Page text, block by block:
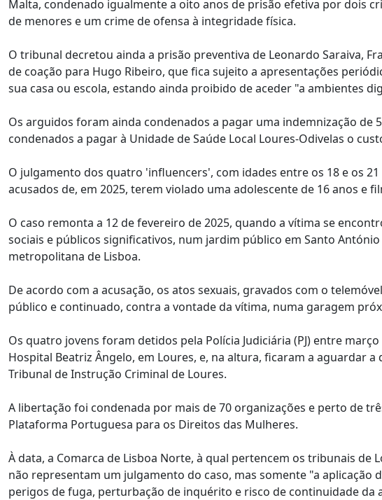
Malta, condenado igualmente a oito anos de prisão efetiva por dois
de menores e um crime de ofensa à integridade física.
O tribunal decretou ainda a prisão preventiva de Leonardo Saraiva,
de coação para Hugo Ribeiro, que fica sujeito a apresentações
sua casa ou escola, estando ainda proibido de aceder "a ambientes
Os arguidos foram ainda condenados a pagar uma indemnização
condenados a pagar à Unidade de Saúde Local Loures-Odivelas o
O julgamento dos quatro 'influencers', com idades entre os 18 e os
acusados de, em 2025, terem violado uma adolescente de 16 anos e
O caso remonta a 12 de fevereiro de 2025, quando a vítima se
sociais e públicos significativos, num jardim público em Santo
metropolitana de Lisboa.
De acordo com a acusação, os atos sexuais, gravados com o
público e continuado, contra a vontade da vítima, numa garagem
Os quatro jovens foram detidos pela Polícia Judiciária (PJ) entre
Hospital Beatriz Ângelo, em Loures, e, na altura, ficaram a aguardar
Tribunal de Instrução Criminal de Loures.
A libertação foi condenada por mais de 70 organizações e perto de
Plataforma Portuguesa para os Direitos das Mulheres.
À data, a Comarca de Lisboa Norte, à qual pertencem os tribunais de
não representam um julgamento do caso, mas somente "a aplicação
perigos de fuga, perturbação de inquérito e risco de continuidade da